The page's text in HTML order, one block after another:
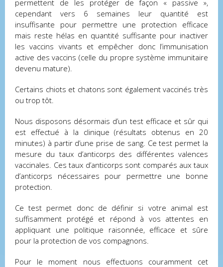
permettent de les protéger de façon « passive »,
cependant vers 6 semaines leur quantité est
insuffisante pour permettre une protection efficace
mais reste hélas en quantité suffisante pour inactiver
les vaccins vivants et empêcher donc l’immunisation
active des vaccins (celle du propre système immunitaire
devenu mature).
Certains chiots et chatons sont également vaccinés très
ou trop tôt.
Nous disposons désormais d’un test efficace et sûr qui
est effectué à la clinique (résultats obtenus en 20
minutes) à partir d’une prise de sang. Ce test permet la
mesure du taux d’anticorps des différentes valences
vaccinales. Ces taux d’anticorps sont comparés aux taux
d’anticorps nécessaires pour permettre une bonne
protection.
Ce test permet donc de définir si votre animal est
suffisamment protégé et répond à vos attentes en
appliquant une politique raisonnée, efficace et sûre
pour la protection de vos compagnons.
Pour le moment nous effectuons couramment cet